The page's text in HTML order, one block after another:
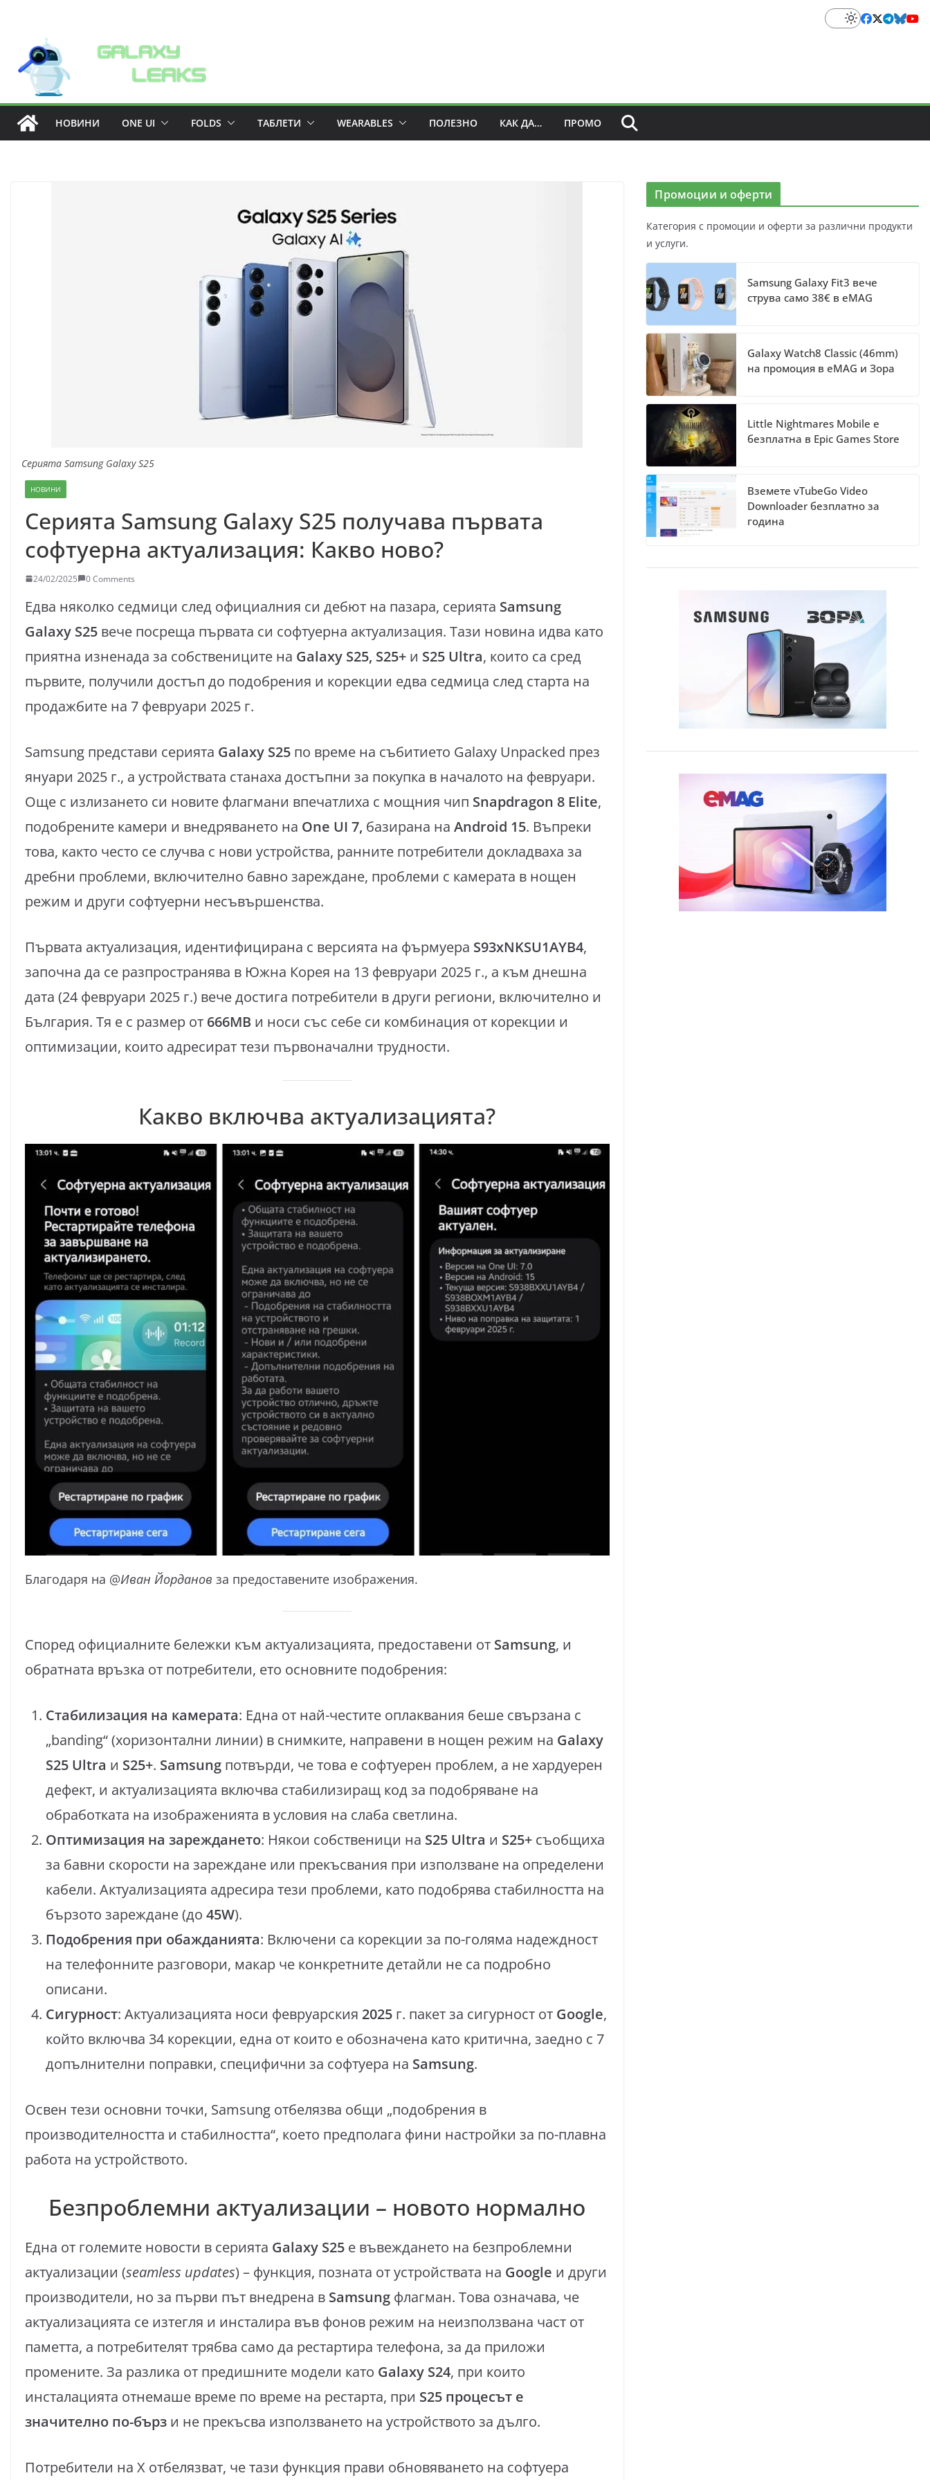
content
НОВИНИ ONE UI FOLDS ТАБЛЕТИ WEARABLES ПОЛЕЗНО КАК ДА… ПРОМО
Серията Samsung Galaxy S25
НОВИНИ
Серията Samsung Galaxy S25 получава първата
софтуерна актуализация: Какво ново?
24/02/2025 0 Comments
Едва няколко седмици след официалния си дебют на пазара, серията Samsung
Galaxy S25 вече посреща първата си софтуерна актуализация. Тази новина идва като
приятна изненада за собствениците на Galaxy S25, S25+ и S25 Ultra, които са сред
първите, получили достъп до подобрения и корекции едва седмица след старта на
продажбите на 7 февруари 2025 г.
Samsung представи серията Galaxy S25 по време на събитието Galaxy Unpacked през
януари 2025 г., а устройствата станаха достъпни за покупка в началото на февруари.
Още с излизането си новите флагмани впечатлиха с мощния чип Snapdragon 8 Elite,
подобрените камери и внедряването на One UI 7, базирана на Android 15. Въпреки
това, както често се случва с нови устройства, ранните потребители докладваха за
дребни проблеми, включително бавно зареждане, проблеми с камерата в нощен
режим и други софтуерни несъвършенства.
Първата актуализация, идентифицирана с версията на фърмуера S93xNKSU1AYB4,
започна да се разпространява в Южна Корея на 13 февруари 2025 г., а към днешна
дата (24 февруари 2025 г.) вече достига потребители в други региони, включително и
България. Тя е с размер от 666MB и носи със себе си комбинация от корекции и
оптимизации, които адресират тези първоначални трудности.
Какво включва актуализацията?
Благодаря на @Иван Йорданов за предоставените изображения.
Според официалните бележки към актуализацията, предоставени от Samsung, и
обратната връзка от потребители, ето основните подобрения:
Стабилизация на камерата: Една от най-честите оплаквания беше свързана с
„banding“ (хоризонтални линии) в снимките, направени в нощен режим на Galaxy
S25 Ultra и S25+. Samsung потвърди, че това е софтуерен проблем, а не хардуерен
дефект, и актуализацията включва стабилизиращ код за подобряване на
обработката на изображенията в условия на слаба светлина.
Оптимизация на зареждането: Някои собственици на S25 Ultra и S25+ съобщиха
за бавни скорости на зареждане или прекъсвания при използване на определени
кабели. Актуализацията адресира тези проблеми, като подобрява стабилността на
бързото зареждане (до 45W).
Подобрения при обажданията: Включени са корекции за по-голяма надеждност
на телефонните разговори, макар че конкретните детайли не са подробно
описани.
Сигурност: Актуализацията носи февруарския 2025 г. пакет за сигурност от Google,
който включва 34 корекции, една от които е обозначена като критична, заедно с 7
допълнителни поправки, специфични за софтуера на Samsung.
Освен тези основни точки, Samsung отбелязва общи „подобрения в
производителността и стабилността“, което предполага фини настройки за по-плавна
работа на устройството.
Безпроблемни актуализации – новото нормално
Една от големите новости в серията Galaxy S25 е въвеждането на безпроблемни
актуализации (seamless updates) – функция, позната от устройствата на Google и други
производители, но за първи път внедрена в Samsung флагман. Това означава, че
актуализацията се изтегля и инсталира във фонов режим на неизползвана част от
паметта, а потребителят трябва само да рестартира телефона, за да приложи
промените. За разлика от предишните модели като Galaxy S24, при които
инсталацията отнемаше време по време на рестарта, при S25 процесът е
значително по-бърз и не прекъсва използването на устройството за дълго.
Потребители на X отбелязват, че тази функция прави обновяването на софтуера
Промоции и оферти
Категория с промоции и оферти за различни продукти
и услуги.
Samsung Galaxy Fit3 вече
струва само 38€ в eMAG
Galaxy Watch8 Classic (46mm)
на промоция в eMAG и Зора
Little Nightmares Mobile е
безплатна в Epic Games Store
Вземете vTubeGo Video
Downloader безплатно за
година